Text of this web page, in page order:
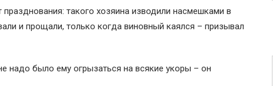
такого хозяина изводили насмешками в
и прощали, только когда виновный каялся – призывал
надо было ему огрызаться на всякие укоры – он